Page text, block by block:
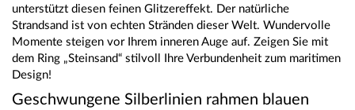
unterstützt diesen feinen Glitzereffekt. Der natürliche
Strandsand ist von echten Stränden dieser Welt. Wundervolle
Momente steigen vor Ihrem inneren Auge auf. Zeigen Sie mit
dem Ring „Steinsand“ stilvoll Ihre Verbundenheit zum maritimen
Design!
Geschwungene Silberlinien rahmen blauen